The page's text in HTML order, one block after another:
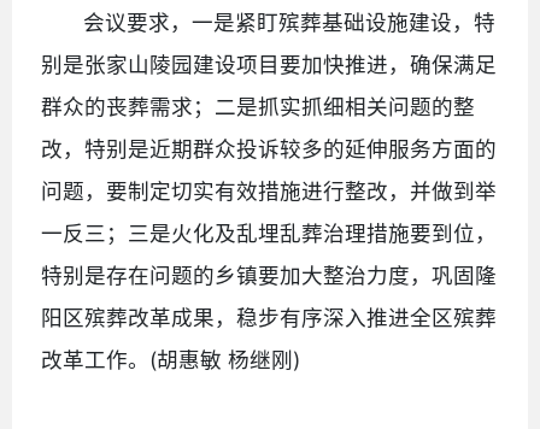
会议要求，一是紧盯殡葬基础设施建设，特
别是张家山陵园建设项目要加快推进，确保满足
群众的丧葬需求；二是抓实抓细相关问题的整
改，特别是近期群众投诉较多的延伸服务方面的
问题，要制定切实有效措施进行整改，并做到举
一反三；三是火化及乱埋乱葬治理措施要到位，
特别是存在问题的乡镇要加大整治力度，巩固隆
阳区殡葬改革成果，稳步有序深入推进全区殡葬
改革工作。(胡惠敏 杨继刚)